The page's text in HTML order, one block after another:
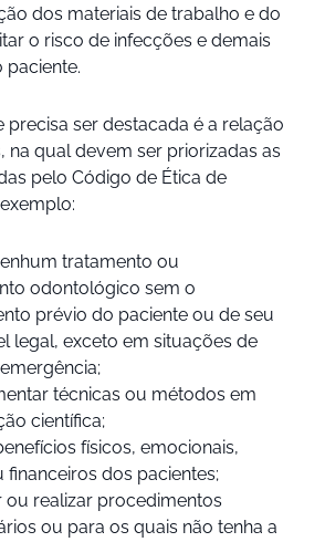
dos materiais de trabalho e do
o risco de infecções e demais
paciente.
precisa ser destacada é a relação
na qual devem ser priorizadas as
pelo Código de Ética de
tratamento ou
odontológico sem o
prévio do paciente ou de seu
legal, exceto em situações de
técnicas ou métodos em
científica;
físicos, emocionais,
financeiros dos pacientes;
ou realizar procedimentos
ou para os quais não tenha a